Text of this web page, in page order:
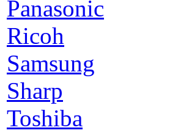
Panasonic
Ricoh
Samsung
Sharp
Toshiba